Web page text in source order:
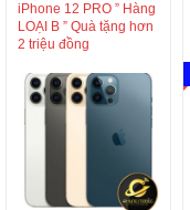
iPhone 12 PRO ” Hàng
LOẠI B ” Quà tặng hơn
2 triệu đồng